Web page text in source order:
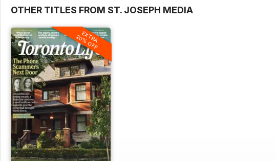
OTHER TITLES FROM ST. JOSEPH MEDIA
EXTRA
20% OFF